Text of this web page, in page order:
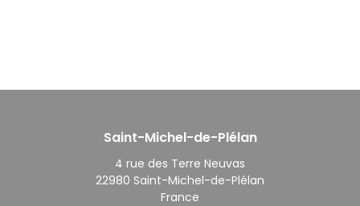
Saint-Michel-de-Plélan
4 rue des Terre Neuvas
22980 Saint-Michel-de-Plélan
France